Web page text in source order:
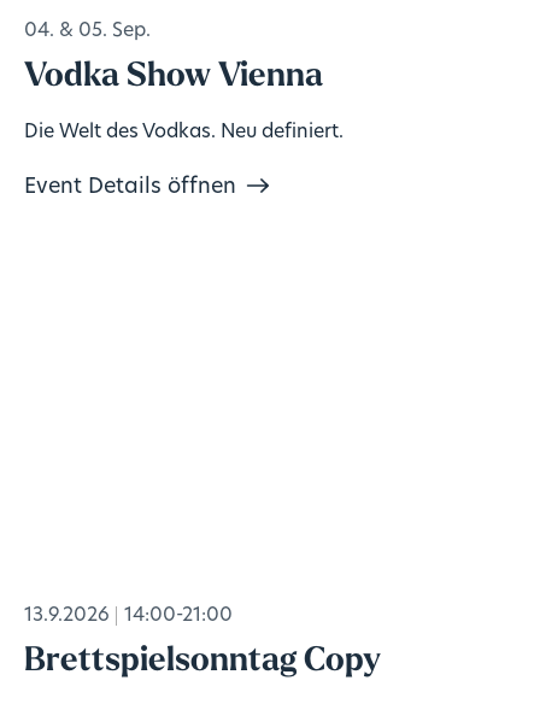
04. & 05. Sep.
Vodka Show Vienna
Die Welt des Vodkas. Neu definiert.
Event Details öffnen
13.9.2026 14:00-21:00
Brettspielsonntag Copy